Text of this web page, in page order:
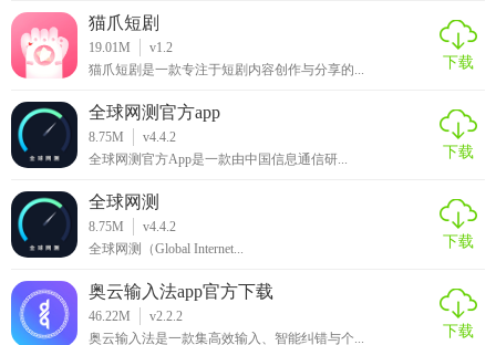
工具。它提供了丰富的功能和便捷的玩法，帮助用户高效管
理和分享各类资源。无论是个人用户还是团队用户，都能从
中受益。此外，软件还注重用户隐私和安全，提供数据加密
安全。总的来说，这是一款值得推荐的工具软件。
猫爪短剧
19.01M
v1.2
猫爪短剧是一款专注于短剧内容创作与分享的...
下载
全球网测官方app
8.75M
v4.4.2
全球网测官方App是一款由中国信息通信研...
下载
全球网测
8.75M
v4.4.2
全球网测（Global Internet...
下载
奥云输入法app官方下载
46.22M
v2.2.2
奥云输入法是一款集高效输入、智能纠错与个...
下载